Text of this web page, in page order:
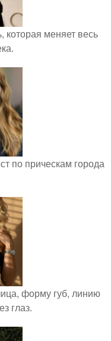
которая меняет весь
по прическам города
форму губ, линию
глаз.